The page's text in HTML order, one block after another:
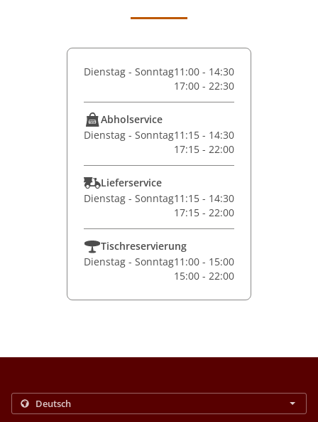
Dienstag - Sonntag11:00 - 14:30
17:00 - 22:30
Abholservice
Dienstag - Sonntag11:15 - 14:30
17:15 - 22:00
Lieferservice
Dienstag - Sonntag11:15 - 14:30
17:15 - 22:00
Tischreservierung
Dienstag - Sonntag11:00 - 15:00
15:00 - 22:00